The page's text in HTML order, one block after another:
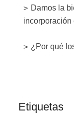
Damos la
incorporación
¿Por qué
Etiquetas